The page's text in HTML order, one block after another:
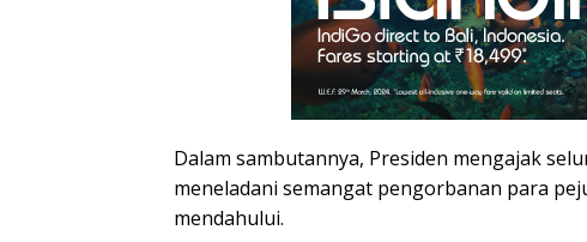
Dalam sambutannya, Presiden mengajak
meneladani semangat pengorbanan para
mendahului.